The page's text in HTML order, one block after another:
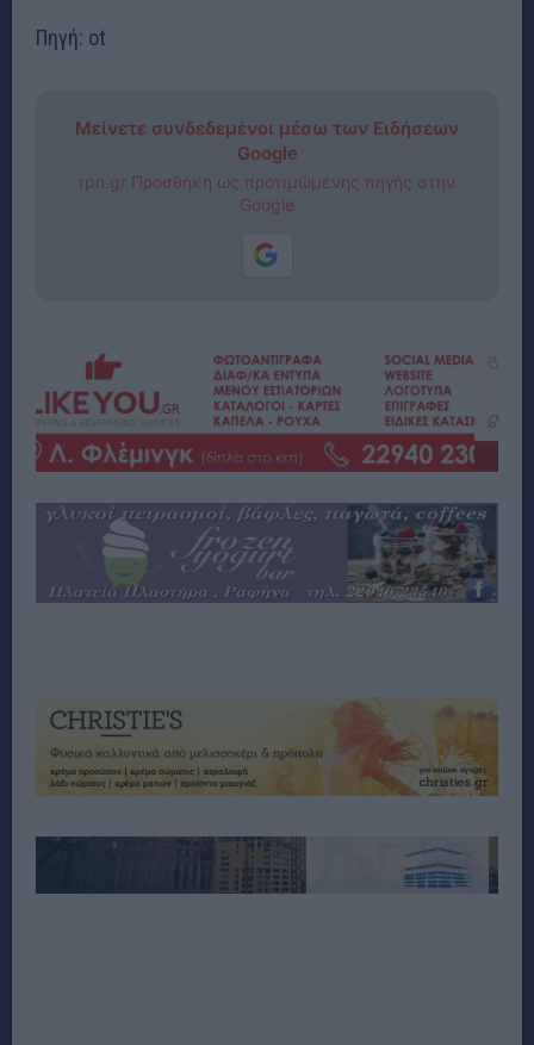
Πηγή: ot
Μείνετε συνδεδεμένοι μέσω των Ειδήσεων
Google
rpn.gr Προσθήκη ως προτιμώμενης πηγής στην
Google